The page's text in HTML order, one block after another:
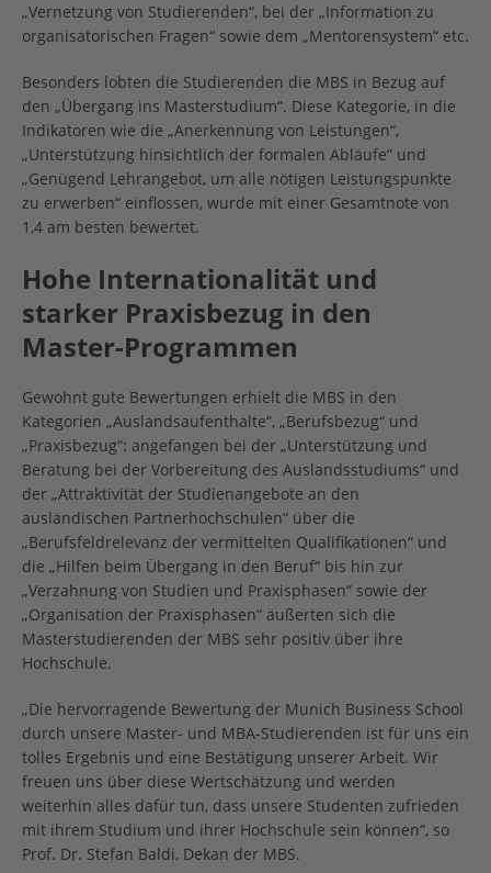
„Vernetzung von Studierenden“, bei der „Information zu
organisatorischen Fragen“ sowie dem „Mentorensystem“ etc.
Besonders lobten die Studierenden die MBS in Bezug auf
den „Übergang ins Masterstudium“. Diese Kategorie, in die
Indikatoren wie die „Anerkennung von Leistungen“,
„Unterstützung hinsichtlich der formalen Abläufe“ und
„Genügend Lehrangebot, um alle nötigen Leistungspunkte
zu erwerben“ einflossen, wurde mit einer Gesamtnote von
1,4 am besten bewertet.
Hohe Internationalität und
starker Praxisbezug in den
Master-Programmen
Gewohnt gute Bewertungen erhielt die MBS in den
Kategorien „Auslandsaufenthalte“, „Berufsbezug“ und
„Praxisbezug“: angefangen bei der „Unterstützung und
Beratung bei der Vorbereitung des Auslandsstudiums“ und
der „Attraktivität der Studienangebote an den
ausländischen Partnerhochschulen“ über die
„Berufsfeldrelevanz der vermittelten Qualifikationen“ und
die „Hilfen beim Übergang in den Beruf“ bis hin zur
„Verzahnung von Studien und Praxisphasen“ sowie der
„Organisation der Praxisphasen“ äußerten sich die
Masterstudierenden der MBS sehr positiv über ihre
Hochschule.
„Die hervorragende Bewertung der Munich Business School
durch unsere Master- und MBA-Studierenden ist für uns ein
tolles Ergebnis und eine Bestätigung unserer Arbeit. Wir
freuen uns über diese Wertschätzung und werden
weiterhin alles dafür tun, dass unsere Studenten zufrieden
mit ihrem Studium und ihrer Hochschule sein können“, so
Prof. Dr. Stefan Baldi, Dekan der MBS.